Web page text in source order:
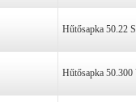
Hűtősapka 50.22
Hűtősapka